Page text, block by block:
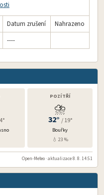
Datum zrušení
Nahrazeno
----
POZÍTŘÍ
⛈️
32° / 19°
Bouřky
💧 23 %
Open-Meteo · aktualizace 8. 8. 14:51